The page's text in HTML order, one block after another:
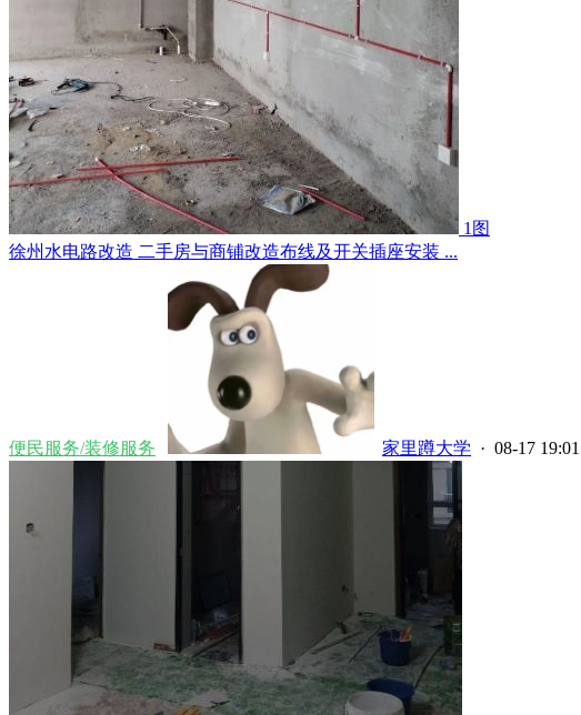
1图
徐州水电路改造 二手房与商铺改造布线及开关插座安装 ...
便民服务/装修服务 家里蹲大学 · 08-17 19:01